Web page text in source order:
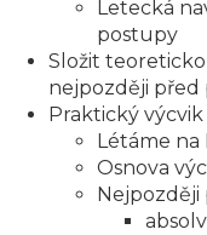
Letecká
postupy
Složit
nejpozději
Praktický výcvik
Létáme na
Osnova